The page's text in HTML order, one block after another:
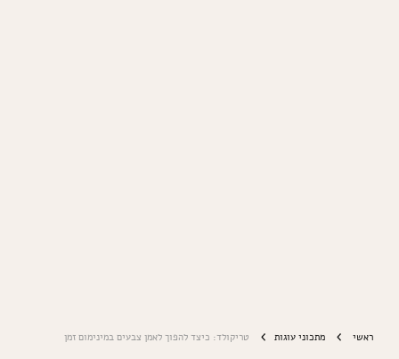
ראשי מתכוני עוגות טריקולד: כיצד להפוך לאמן צבעים במינימום זמן